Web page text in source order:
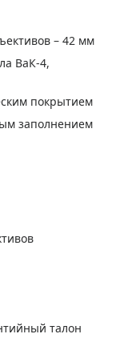
– 42 мм
ВаК-4,
покрытием
заполнением
талон